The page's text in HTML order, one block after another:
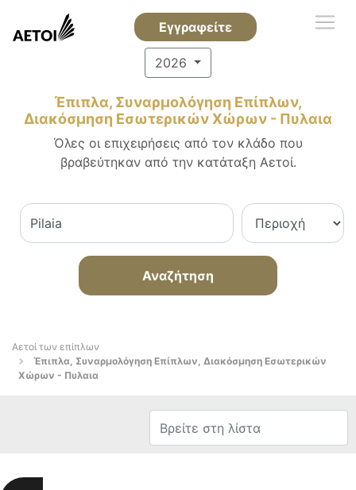
Εγγραφείτε
2026
Έπιπλα, Συναρμολόγηση Επίπλων,
Διακόσμηση Εσωτερικών Χώρων - Πυλαια
Όλες οι επιχειρήσεις από τον κλάδο που
βραβεύτηκαν από την κατάταξη Αετοί.
Αναζήτηση
Αετοί των επίπλων
Έπιπλα, Συναρμολόγηση Επίπλων, Διακόσμηση Εσωτερικών
Χώρων - Πυλαια